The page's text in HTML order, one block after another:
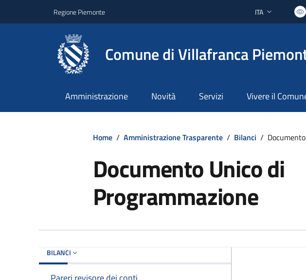
Regione Piemonte Lingua attiva:
ITA
Comune di Villafranca
Amministrazione Novità Servizi Vivere il
Home / Amministrazione Trasparente / Bilanci /
Documento Unico di
Programmazione
BILANCI